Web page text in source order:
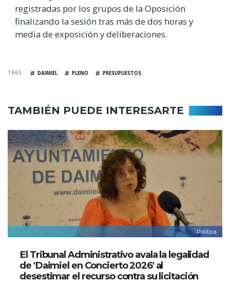
registradas por los grupos de la Oposición
finalizando la sesión tras más de dos horas y
media de exposición y deliberaciones.
TAGS DAIMIEL PLENO PRESUPUESTOS
TAMBIÉN PUEDE INTERESARTE
Política
El Tribunal Administrativo avala la legalidad
de 'Daimiel en Concierto 2026' al
desestimar el recurso contra su licitación